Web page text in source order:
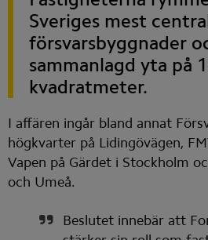
Sveriges mest
försvarsbyggnader
sammanlagd yta på
kvadratmeter.
I affären ingår bland annat
högkvarter på Lidingövägen,
Vapen på Gärdet i Stockholm
och Umeå.
Beslutet innebär att